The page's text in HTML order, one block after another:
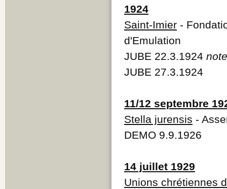
1924
Saint-Imier -
d'Emulation
JUBE 22.3.1924
JUBE 27.3.1924
11/12 septembre
Stella jurensis -
DEMO 9.9.1926
14 juillet 1929
Unions chrétiennes